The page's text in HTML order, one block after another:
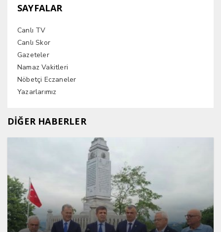
SAYFALAR
Canlı TV
Canlı Skor
Gazeteler
Namaz Vakitleri
Nöbetçi Eczaneler
Yazarlarımız
DİĞER HABERLER